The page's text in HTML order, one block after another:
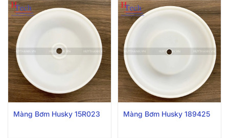
Màng Bơm Husky 15R023 Màng Bơm Husky 189425